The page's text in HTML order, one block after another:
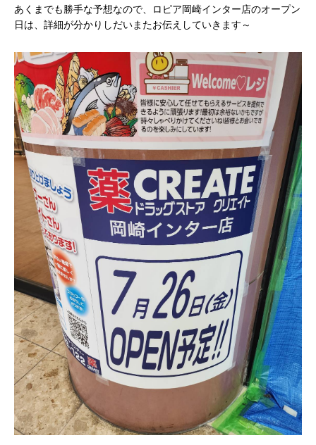
あくまでも勝手な予想なので、ロピア岡崎インター店のオープン
日は、詳細が分かりしだいまたお伝えしていきます～